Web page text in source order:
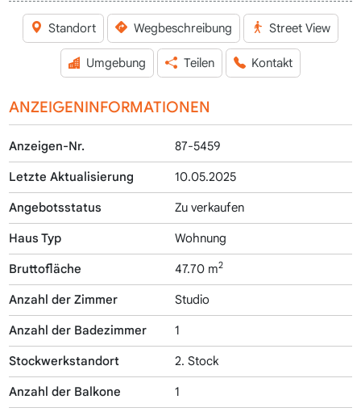
Standort Wegbeschreibung Street View
Umgebung Teilen Kontakt
ANZEIGENINFORMATIONEN
Anzeigen-Nr. 87-5459
Letzte Aktualisierung 10.05.2025
Angebotsstatus Zu verkaufen
Haus Typ Wohnung
Bruttofläche 47.70 m2
Anzahl der Zimmer Studio
Anzahl der Badezimmer 1
Stockwerkstandort 2. Stock
Anzahl der Balkone 1